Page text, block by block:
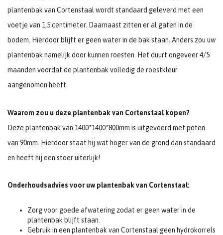
plantenbak van Cortenstaal wordt standaard geleverd met een
voetje van 1,5 centimeter. Daarnaast zitten er al gaten in de
bodem. Hierdoor blijft er geen water in de bak staan. Anders zou uw
plantenbak namelijk door kunnen roesten. Het duurt ongeveer 4/5
maanden voordat de plantenbak volledig de roestkleur
aangenomen heeft.
Waarom zou u deze plantenbak van Cortenstaal kopen?
Deze plantenbak van 1400*1400*800mm is uitgevoerd met poten
van 90mm. Hierdoor staat hij wat hoger van de grond dan standaard
en heeft hij een stoer uiterlijk!
Onderhoudsadvies voor uw plantenbak van Cortenstaal:
Zorg voor goede afwatering zodat er geen water in de
plantenbak blijft staan.
Gebruik in een plantenbak van Cortenstaal geen hydrokorrels